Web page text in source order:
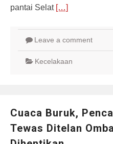
pantai Selat […]
Leave a comment
Kecelakaan
Cuaca Buruk,
Tewas Ditelan